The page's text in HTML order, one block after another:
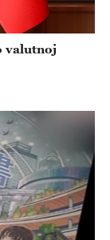
valutnoj